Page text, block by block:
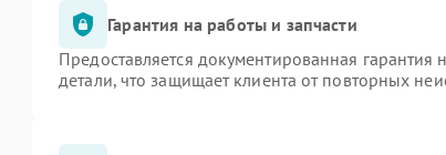
Гарантия на работы и запчасти
Предоставляется документированная
детали, что защищает клиента от повторных